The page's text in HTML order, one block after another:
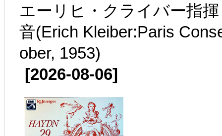
エーリヒ・クライバー指
音(Erich Kleiber:Paris
ober, 1953)
[2026-08-06]